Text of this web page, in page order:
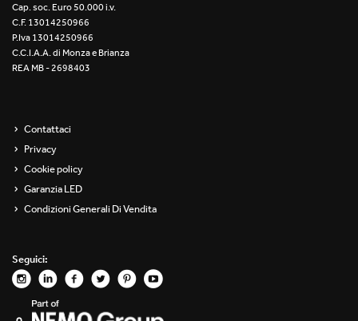
Roll IOS
Unit 1X
Unit Channel
Unit Round
Yori Evo 48V
Yori Evo Box
Cap. soc. Euro 50.000 i.v.
C.F. 13014250966
P.Iva 13014250966
C.C.I.A.A. di Monza e Brianza
REA MB - 2698403
Contattaci
Privacy
Cookie policy
Garanzia LED
Condizioni Generali Di Vendita
Seguici: